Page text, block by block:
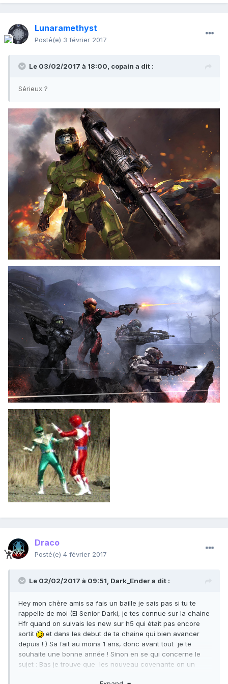
Lunaramethyst
Posté(e) 3 février 2017
Le 03/02/2017 à 18:00, copain a dit :
Sérieux ?
Draco
Posté(e) 4 février 2017
Le 02/02/2017 à 09:51, Dark_Endera dit :
Hey mon chère amis sa fais un baille je sais pas si tu te
rappelle de moi (El Senior Darki, je tes connue sur la chaine
Hfr quand on suivais les new sur h5 qui était pas encore
sortit
et dans les debut de ta chaine qui bien avancer
depuis ! ) Sa fait au moins 1 ans, donc avant tout je te
souhaite une bonne année ! Sinon en se qui concerne le
sujet : Bas je trouve que les nouveau covenante on un